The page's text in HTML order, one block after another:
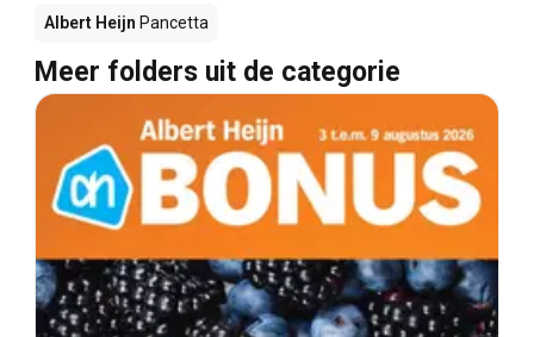
Albert Heijn Pancetta
Meer folders uit de categorie